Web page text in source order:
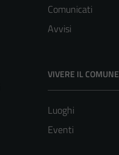
Comunicati
Avvisi
VIVERE IL COMUNE
Luoghi
Eventi